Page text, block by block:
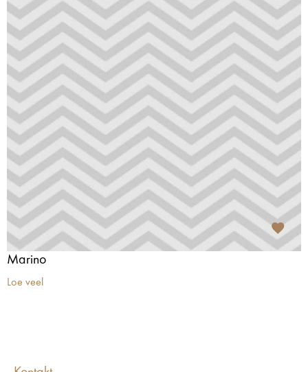
Marino
Loe veel